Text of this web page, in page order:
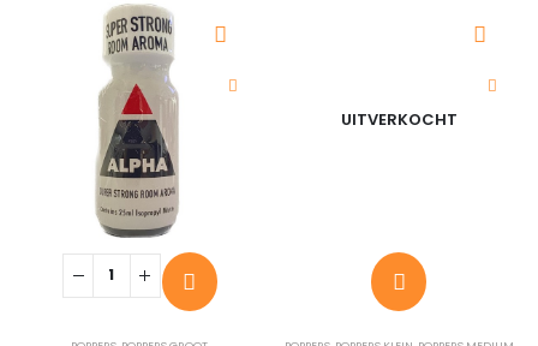
UITVERKOCHT